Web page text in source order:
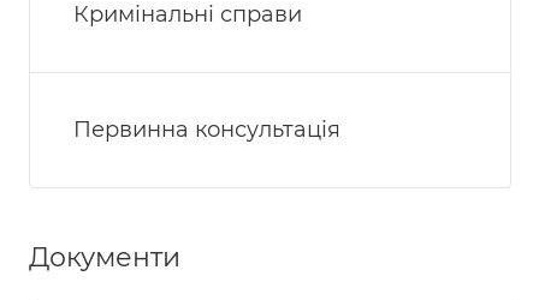
Кримінальні справи
Первинна консультація
Документи